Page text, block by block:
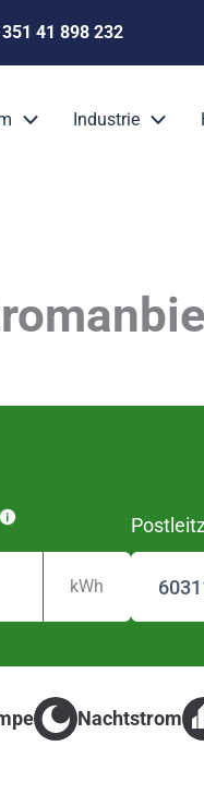
41 898 232
Industrie
kWh
Nachtstrom